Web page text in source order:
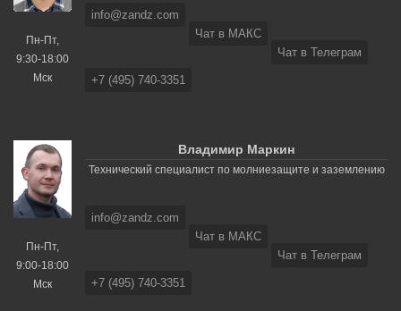
Пн-Пт,
9:30-18:00
Мск
info@zandz.com
Чат в МАКС
Чат в Телеграм
+7 (495) 740-3351
Пн-Пт,
9:00-18:00
Мск
Владимир Маркин
Технический специалист по молниезащите и заземлению
info@zandz.com
Чат в МАКС
Чат в Телеграм
+7 (495) 740-3351